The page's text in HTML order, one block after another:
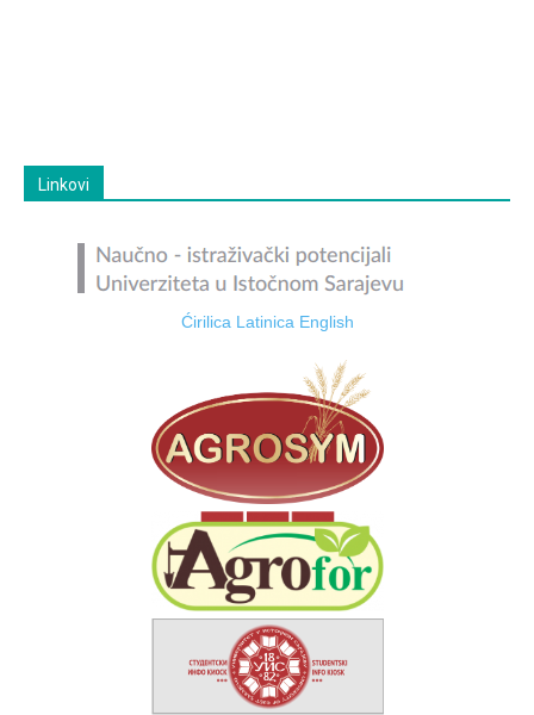
Linkovi
Ćirilica Latinica English